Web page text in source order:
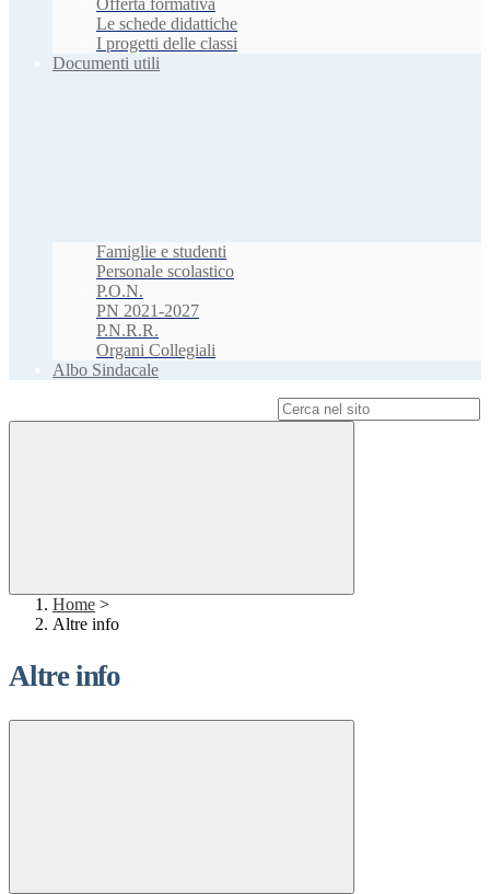
Offerta formativa
Le schede didattiche
I progetti delle classi
Documenti utili
Famiglie e studenti
Personale scolastico
P.O.N.
PN 2021-2027
P.N.R.R.
Organi Collegiali
Albo Sindacale
Home >
Altre info
Altre info